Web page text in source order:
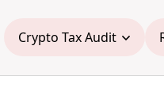
Crypto Tax Audit